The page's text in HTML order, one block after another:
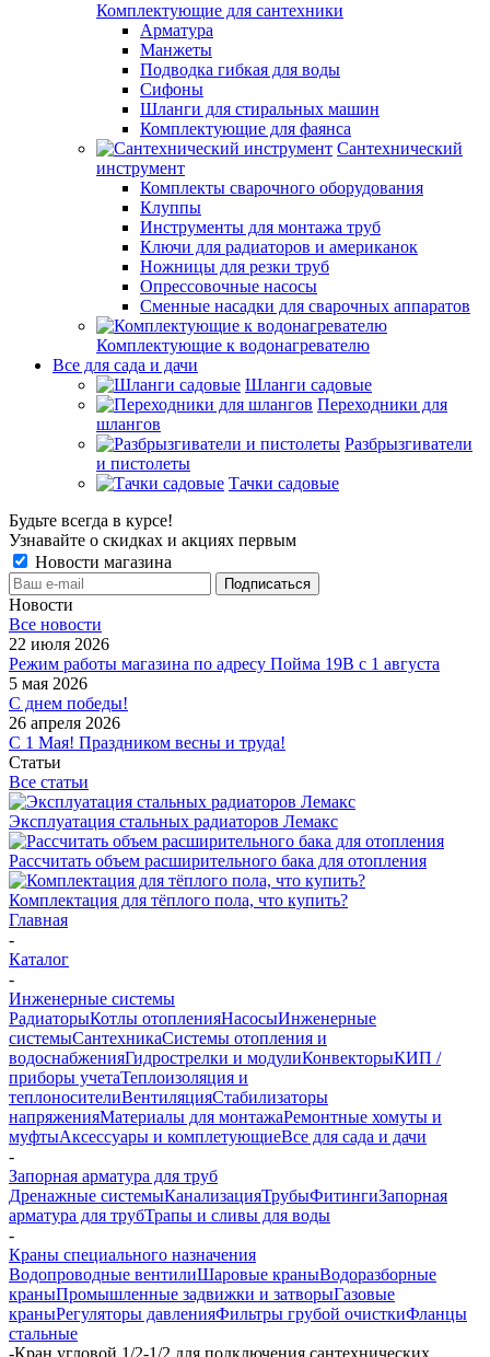
Комплектующие для сантехники
Арматура
Манжеты
Подводка гибкая для воды
Сифоны
Шланги для стиральных машин
Комплектующие для фаянса
Сантехнический
инструмент
Комплекты сварочного оборудования
Клуппы
Инструменты для монтажа труб
Ключи для радиаторов и американок
Ножницы для резки труб
Опрессовочные насосы
Сменные насадки для сварочных аппаратов
Комплектующие к водонагревателю
Все для сада и дачи
Шланги садовые
Переходники для
шлангов
Разбрызгиватели
и пистолеты
Тачки садовые
Будьте всегда в курсе!
Узнавайте о скидках и акциях первым
Новости магазина
Новости
Все новости
22 июля 2026
Режим работы магазина по адресу Пойма 19В с 1 августа
5 мая 2026
С днем победы!
26 апреля 2026
С 1 Мая! Праздником весны и труда!
Статьи
Все статьи
Эксплуатация стальных радиаторов Лемакс
Рассчитать объем расширительного бака для отопления
Комплектация для тёплого пола, что купить?
Главная
-
Каталог
-
Инженерные системы
РадиаторыКотлы отопленияНасосыИнженерные
системыСантехникаСистемы отопления и
водоснабженияГидрострелки и модулиКонвекторыКИП /
приборы учетаТеплоизоляция и
теплоносителиВентиляцияСтабилизаторы
напряженияМатериалы для монтажаРемонтные хомуты и
муфтыАксессуары и комплетующиеВсе для сада и дачи
-
Запорная арматура для труб
Дренажные системыКанализацияТрубыФитингиЗапорная
арматура для трубТрапы и сливы для воды
-
Краны специального назначения
Водопроводные вентилиШаровые краныВодоразборные
краныПромышленные задвижки и затворыГазовые
краныРегуляторы давленияФильтры грубой очисткиФланцы
стальные
-Кран угловой 1/2-1/2 для подключения сантехнических